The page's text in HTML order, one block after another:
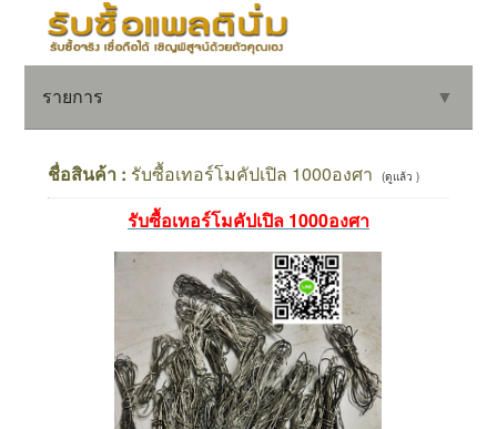
รายการ ▼
ชื่อสินค้า : รับซื้อเทอร์โมคัปเปิล 1000องศา (ดูแล้ว )
รับซื้อเทอร์โมคัปเปิล 1000องศา